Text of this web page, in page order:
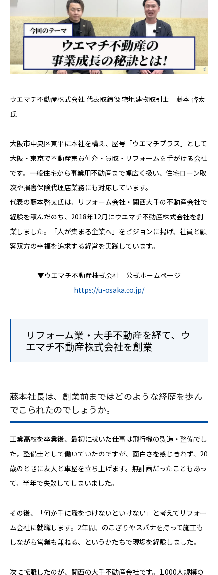
ウエマチ不動産株式会社 代表取締役 宅地建物取引士 藤本 啓太
氏
大阪市中央区東平に本社を構え、屋号「ウエマチプラス」として
大阪・東京で不動産売買仲介・買取・リフォームを手がける会社
です。一般住宅から事業用不動産まで幅広く扱い、住宅ローン取
次や損害保険代理店業務にも対応しています。
代表の藤本啓太氏は、リフォーム会社・関西大手の不動産会社で
経験を積んだのち、2018年12月にウエマチ不動産株式会社を創
業しました。「人が集まる企業へ」をビジョンに掲げ、社員と顧
客双方の幸福を追求する経営を実践しています。
▼ウエマチ不動産株式会社 公式ホームページ
https://u-osaka.co.jp/
リフォーム業・大手不動産を経て、ウ
エマチ不動産株式会社を創業
藤本社長は、創業前まではどのような経歴を歩ん
でこられたのでしょうか。
工業高校を卒業後、最初に就いた仕事は飛行機の製造・整備でし
た。整備士として働いていたのですが、面白さを感じきれず、20
歳のときに友人と車屋を立ち上げます。無計画だったこともあっ
て、半年で失敗してしまいました。
その後、「何か手に職をつけないといけない」と考えてリフォー
ム会社に就職します。2年間、のこぎりやスパナを持って施工も
しながら営業も兼ねる、というかたちで現場を経験しました。
次に転職したのが、関西の大手不動産会社です。1,000人規模の